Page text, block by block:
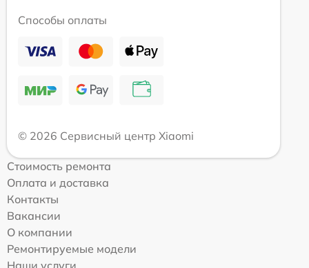
Способы оплаты
© 2026 Сервисный центр Xiaomi
Стоимость ремонта
Оплата и доставка
Контакты
Вакансии
О компании
Ремонтируемые модели